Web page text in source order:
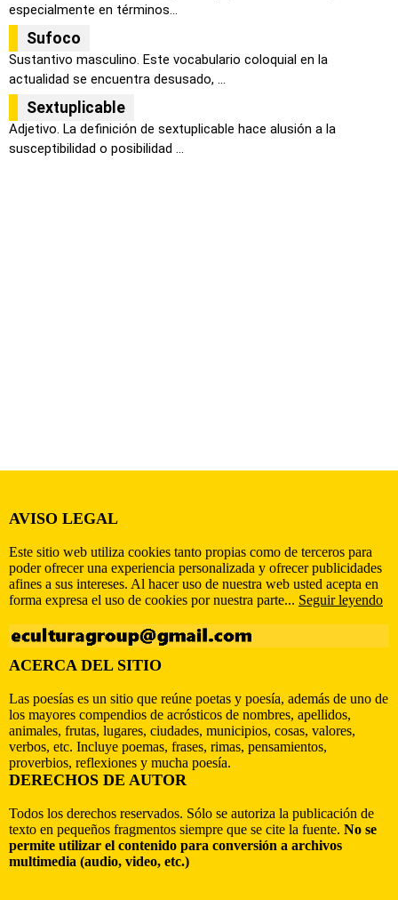
especialmente en términos...
Sufoco
Sustantivo masculino. Este vocabulario coloquial en la
actualidad se encuentra desusado, ...
Sextuplicable
Adjetivo. La definición de sextuplicable hace alusión a la
susceptibilidad o posibilidad ...
AVISO LEGAL
Este sitio web utiliza cookies tanto propias como de terceros para
poder ofrecer una experiencia personalizada y ofrecer publicidades
afines a sus intereses. Al hacer uso de nuestra web usted acepta en
forma expresa el uso de cookies por nuestra parte... Seguir leyendo
ACERCA DEL SITIO
Las poesías es un sitio que reúne poetas y poesía, además de uno de
los mayores compendios de acrósticos de nombres, apellidos,
animales, frutas, lugares, ciudades, municipios, cosas, valores,
verbos, etc. Incluye poemas, frases, rimas, pensamientos,
proverbios, reflexiones y mucha poesía.
DERECHOS DE AUTOR
Todos los derechos reservados. Sólo se autoriza la publicación de
texto en pequeños fragmentos siempre que se cite la fuente. No se
permite utilizar el contenido para conversión a archivos
multimedia (audio, video, etc.)